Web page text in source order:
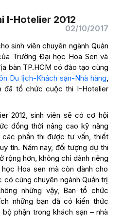
I-Hotelier 2012
02/10/2017
sinh viên chuyên ngành Quản
Trường Đại học Hoa Sen và
bàn TP.HCM có đào tạo cùng
Du lịch-Khách sạn-Nhà hàng,
đã tổ chức cuộc thi I-Hotelier
2012, sinh viên sẽ có cơ hội
đồng thời nâng cao kỹ năng
các phần thi được tư vấn, thiết
tín. Năm nay, đối tượng dự thi
rộng hơn, không chỉ dành riêng
Hoa sen mà còn dành cho
cùng chuyên ngành Quản trị
những vậy, Ban tổ chức
những bạn đã có kiến thức
phận trong khách sạn – nhà